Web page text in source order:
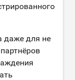
даже для не